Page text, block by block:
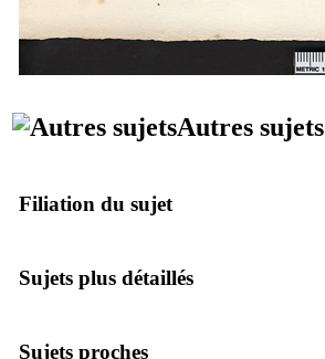
Autres sujets
Filiation du sujet
Sujets plus détaillés
Sujets proches